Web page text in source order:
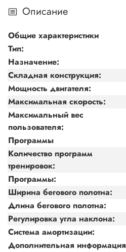
Описание
Общие характеристики
Тип:
Назначение:
Складная конструкция:
Мощность двигателя:
Максимальная скорость:
Максимальный вес
пользователя:
Программы
Количество программ
тренировок:
Программы:
Ширина бегового полотна:
Длина бегового полотна:
Регулировка угла наклона:
Система амортизации:
Дополнительная информация